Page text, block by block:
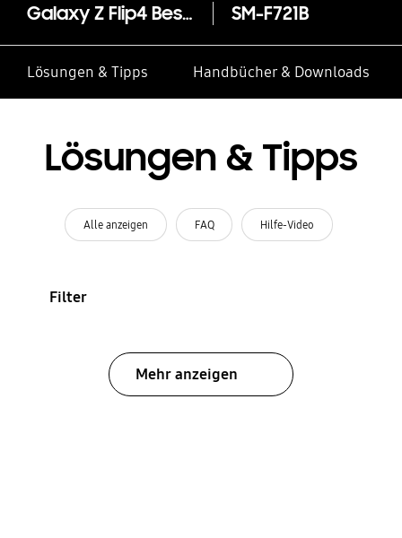
Galaxy Z Flip4 Bespoke Edition (White Front Color) SM-F721B
Lösungen & Tipps Handbücher & Downloads
Lösungen & Tipps
Alle anzeigen FAQ Hilfe-Video
Filter
Mehr anzeigen